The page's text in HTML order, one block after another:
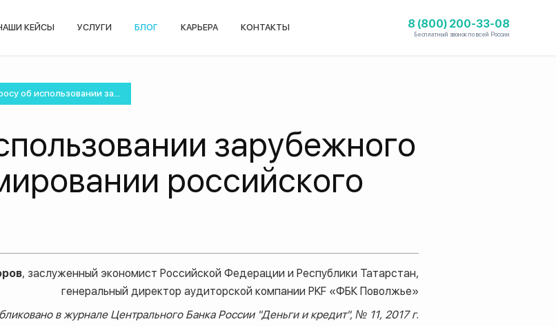
КЕЙСЫ УСЛУГИ БЛОГ КАРЬЕРА КОНТАКТЫ 8 (800) 200-33-08
Бесплатный звонок по всей России
об использовании за...
зарубежного
российского
, заслуженный экономист Российской Федерации и Республики Татарстан,
генеральный директор аудиторской компании PKF «ФБК Поволжье»
в журнале Центрального Банка России "Деньги и кредит", № 11, 2017 г.